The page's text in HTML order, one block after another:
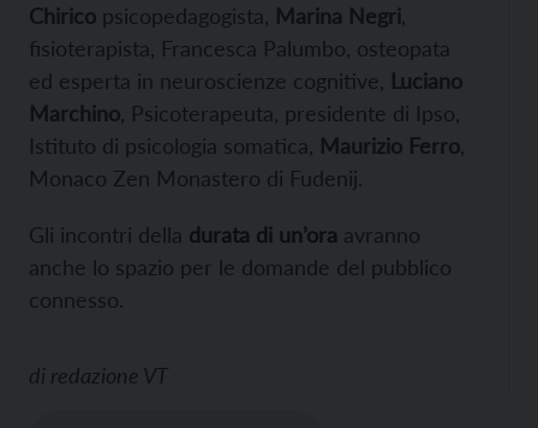
Chirico psicopedagogista, Marina Negri
fisioterapista, Francesca Palumbo, osteopata
ed esperta in neuroscienze cognitive, Luciano
Marchino , Psicoterapeuta, presidente di Ipso,
Istituto di psicologia somatica, Maurizio Ferro
Monaco Zen Monastero di Fudenij.
Gli incontri della durata di un’ora avranno
anche lo spazio per le domande del pubblico
connesso.
di redazione VT